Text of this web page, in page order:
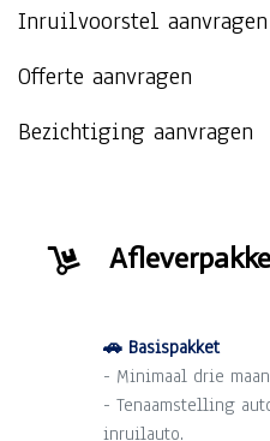
Inruilvoorstel aanvragen
Offerte aanvragen
Bezichtiging aanvragen
🚗 Basispakket
- Minimaal drie
- Tenaamstelling
inruilauto.